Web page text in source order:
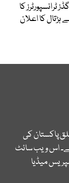
کا
کا اعلان
پاکستان کی
اس ویب سائٹ
میڈیا